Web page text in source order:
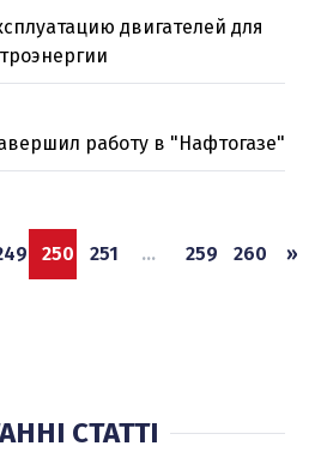
двигателей для
работу в "Нафтогазе"
250 251 ... 259 260 »
СТАТТІ